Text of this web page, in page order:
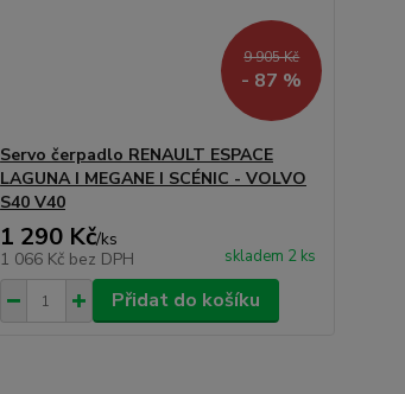
9 905 Kč
- 87 %
Servo čerpadlo RENAULT ESPACE
LAGUNA I MEGANE I SCÉNIC - VOLVO
S40 V40
1 290 Kč/ks
1 066 Kč bez DPH skladem 2 ks
Přidat do košíku